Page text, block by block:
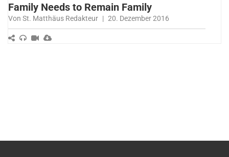
Family Needs to Remain Family
Von St. Matthäus Redakteur | 20. Dezember 2016